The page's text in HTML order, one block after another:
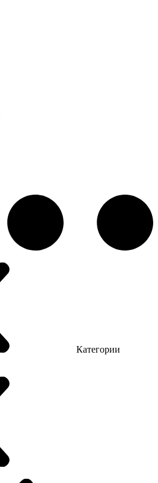
Категории